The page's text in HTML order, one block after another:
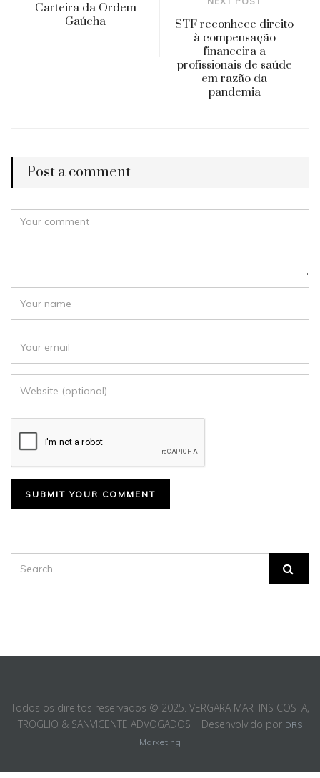
Carteira da Ordem
Gaúcha
STF reconhece direito
à compensação
financeira a
profissionais de saúde
em razão da
pandemia
Post a comment
Todos os direitos reservados © 2025. VERGARA MARTINS COSTA,
TROGLIO & SANVICENTE ADVOGADOS | Desenvolvido por DRS
Marketing